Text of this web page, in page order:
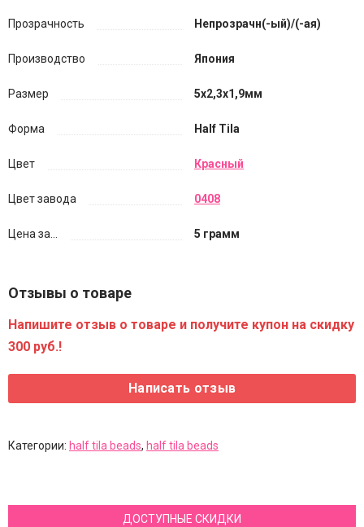
Прозрачность Непрозрачн(-ый)/(-ая)
Производство Япония
Размер 5х2,3х1,9мм
Форма Half Tila
Цвет Красный
Цвет завода 0408
Цена за... 5 грамм
Отзывы о товаре
Напишите отзыв о товаре и получите купон на скидку
300 руб.!
Категории: half tila beads, half tila beads
ДОСТУПНЫЕ СКИДКИ